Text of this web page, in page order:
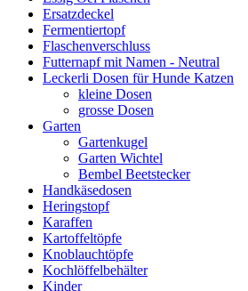
Ersatzdeckel
Fermentiertopf
Flaschenverschluss
Futternapf mit Namen - Neutral
Leckerli Dosen für Hunde Katzen
kleine Dosen
grosse Dosen
Garten
Gartenkugel
Garten Wichtel
Bembel Beetstecker
Handkäsedosen
Heringstopf
Karaffen
Kartoffeltöpfe
Knoblauchtöpfe
Kochlöffelbehälter
Kinder